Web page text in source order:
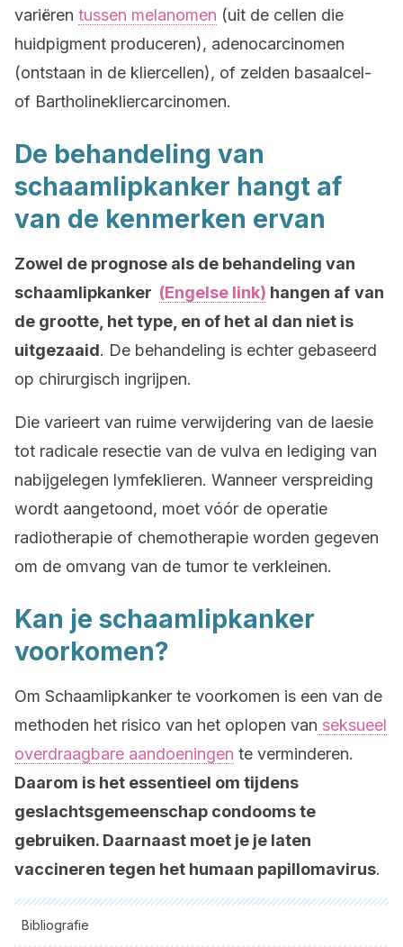
variëren tussen melanomen (uit de cellen die
huidpigment produceren), adenocarcinomen
(ontstaan in de kliercellen), of zelden basaalcel-
of Bartholinekliercarcinomen.
De behandeling van
schaamlipkanker hangt af
van de kenmerken ervan
Zowel de prognose als de behandeling van
schaamlipkanker (Engelse link) hangen af van
de grootte, het type, en of het al dan niet is
uitgezaaid. De behandeling is echter gebaseerd
op chirurgisch ingrijpen.
Die varieert van ruime verwijdering van de laesie
tot radicale resectie van de vulva en lediging van
nabijgelegen lymfeklieren. Wanneer verspreiding
wordt aangetoond, moet vóór de operatie
radiotherapie of chemotherapie worden gegeven
om de omvang van de tumor te verkleinen.
Kan je schaamlipkanker
voorkomen?
Om Schaamlipkanker te voorkomen is een van de
methoden het risico van het oplopen van seksueel
overdraagbare aandoeningen te verminderen.
Daarom is het essentieel om tijdens
geslachtsgemeenschap condooms te
gebruiken. Daarnaast moet je je laten
vaccineren tegen het humaan papillomavirus.
Bibliografie